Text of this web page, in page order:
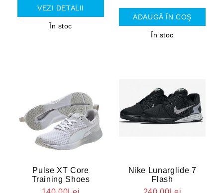
VEZI DETALII
În stoc
În stoc
Pulse XT Core
Training Shoes
Nike Lunarglide 7
Flash